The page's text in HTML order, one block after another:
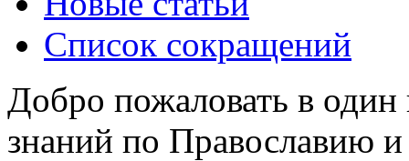
Список сокращений
Добро пожаловать в
знаний по Православию